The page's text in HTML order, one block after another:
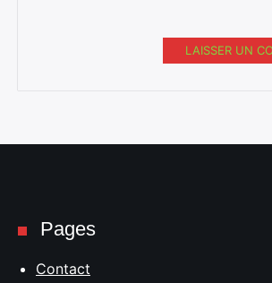
LAISSER UN
Pages
Contact